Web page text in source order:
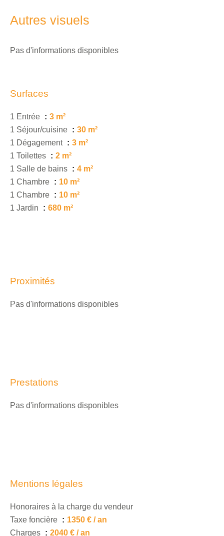
Autres visuels
Pas d'informations disponibles
Surfaces
1 Entrée
3 m²
1 Séjour/cuisine
30 m²
1 Dégagement
3 m²
1 Toilettes
2 m²
1 Salle de bains
4 m²
1 Chambre
10 m²
1 Chambre
10 m²
1 Jardin
680 m²
Proximités
Pas d'informations disponibles
Prestations
Pas d'informations disponibles
Mentions légales
Honoraires à la charge du vendeur
Taxe foncière
1350 € / an
Charges
2040 € / an